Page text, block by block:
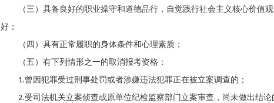
（三）具备良好的职业操守和道德品行，自觉践行社会主义核心价值
好；
（四）具有正常履职的身体条件和心理素质；
（五）有下列情形之一的取消报考资格：
1.曾因犯罪受过刑事处罚或者涉嫌违法犯罪正在被立案调查的；
2.受司法机关立案侦查或原单位纪检监察部门立案审查，尚未做出结